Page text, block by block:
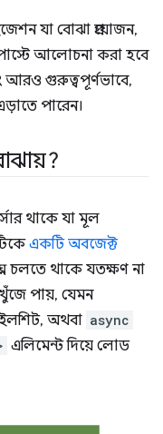
যা বোঝা প্রয়োজন,
পোস্টে আলোচনা করা হবে
আরও গুরুত্বপূর্ণভাবে,
পারেন।
থাকে যা মূল
একটি অবজেক্ট
চলতে থাকে যতক্ষণ না
খুঁজে পায়, যেমন
অথবা async
এলিমেন্ট দিয়ে লোড